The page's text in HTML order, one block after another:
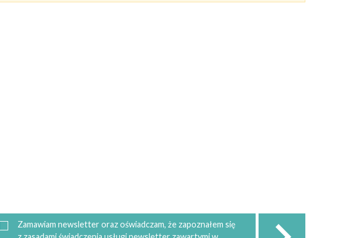
Zamawiam newsletter oraz oświadczam, że zapoznałem się